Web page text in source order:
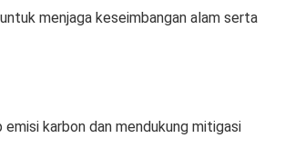
menjaga keseimbangan alam serta
karbon dan mendukung mitigasi